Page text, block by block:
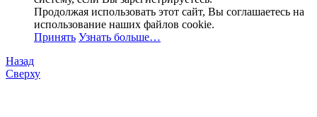
Продолжая использовать этот сайт, Вы соглашаетесь на
использование наших файлов cookie.
Принять Узнать больше…
Назад
Сверху